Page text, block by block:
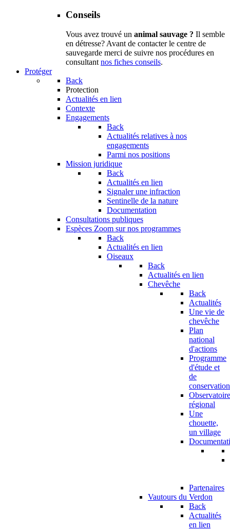
Conseils
Vous avez trouvé un animal sauvage ? Il semble
en détresse? Avant de contacter le centre de
sauvegarde merci de suivre nos procédures en
consultantnos fiches conseils.
Protéger
Back
Protection
Actualités en lien
Contexte
Engagements
Back
Actualités relatives à nos
engagements
Parmi nos positions
Mission juridique
Back
Actualités en lien
Signaler une infraction
Sentinelle de la nature
Documentation
Consultations publiques
Espèces Zoom sur nos programmes
Back
Actualités en lien
Oiseaux
Back
Actualités en lien
Chevêche
Back
Actualités
Une vie de
chevêche
Plan
national
d'actions
Programme
d'étude et
de
conservation
Observatoire
régional
Une
chouette,
un village
Partenaires
Vautours du Verdon
Back
Actualités
en lien